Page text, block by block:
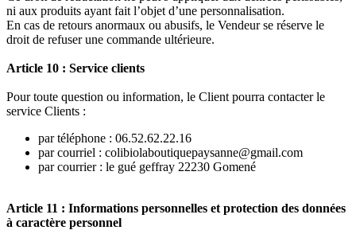
ni aux produits ayant fait l’objet d’une personnalisation.
En cas de retours anormaux ou abusifs, le Vendeur se réserve le
droit de refuser une commande ultérieure.
Article 10 : Service clients
Pour toute question ou information, le Client pourra contacter le
service Clients :
par téléphone : 06.52.62.22.16
par courriel : colibiolaboutiquepaysanne@gmail.com
par courrier : le gué geffray 22230 Gomené
Article 11 : Informations personnelles et protection des données
à caractère personnel